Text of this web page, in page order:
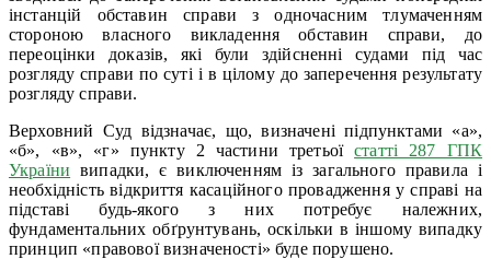
інстанцій обставин справи з одночасним тлумаченням
стороною власного викладення обставин справи, до
переоцінки доказів, які були здійсненні судами під час
розгляду справи по суті і в цілому до заперечення результату
розгляду справи.
Верховний Суд відзначає, що, визначені підпунктами «а»,
«б», «в», «г» пункту 2 частини третьоїстатті 287 ГПК
України випадки, є виключенням із загального правила і
необхідність відкриття касаційного провадження у справі на
підставі будь-якого з них потребує належних,
фундаментальних обґрунтувань, оскільки в іншому випадку
принцип «правової визначеності» буде порушено.